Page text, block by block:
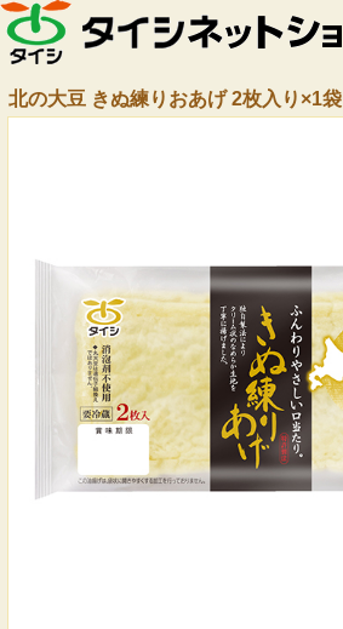
北の大豆 きぬ練りおあげ 2枚入り×1袋